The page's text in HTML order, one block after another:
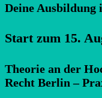
Deine Ausbildung
Start zum 15.
Theorie an der
Recht Berlin –